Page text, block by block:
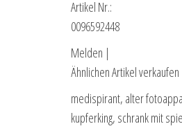
Artikel Nr.:
0096592448
Melden |
Ähnlichen Artikel verkaufen
medispirant, alter
kupferking, schrank mit